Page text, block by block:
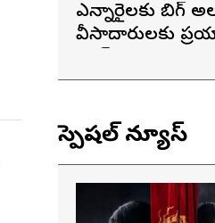
ఎన్నారైలకు బిగ్
వీసాదారులకు
స్పెషల్ న్యూస్